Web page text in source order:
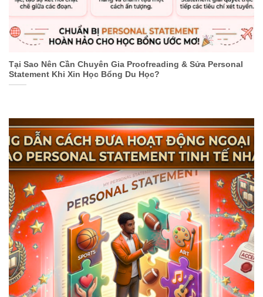
Tại Sao Nên Cần Chuyên Gia Proofreading & Sửa Personal
Statement Khi Xin Học Bổng Du Học?